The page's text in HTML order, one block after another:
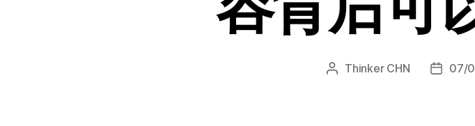
文 Thinker CHN
发 07/